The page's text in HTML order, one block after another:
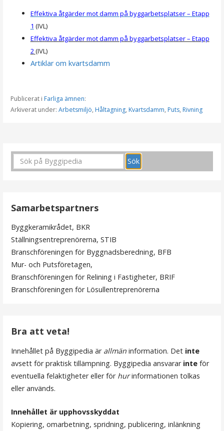
Effektiva åtgärder mot damm på byggarbetsplatser – Etapp
1 (IVL)
Effektiva åtgärder mot damm på byggarbetsplatser – Etapp
2(IVL)
Artiklar om kvartsdamm
Publicerat i Farliga ämnen:
Arkiverat under: Arbetsmiljö, Håltagning, Kvartsdamm, Puts, Rivning
g
n
n
Samarbetspartners
Byggkeramikrådet, BKR
Ställningsentreprenörerna, STIB
Branschföreningen för Byggnadsberedning, BFB
Mur- och Putsföretagen,
Branschföreningen för Relining i Fastigheter, BRIF
Branschföreningen för Lösullentreprenörerna
Bra att veta!
Innehållet på Byggipedia är allmän information. Det inte
avsett för praktisk tillämpning. Byggipedia ansvarar inte för
eventuella felaktigheter eller för hurinformationen tolkas
eller används.
Innehållet är upphovsskyddat
Kopiering, omarbetning, spridning, publicering, inlänkning